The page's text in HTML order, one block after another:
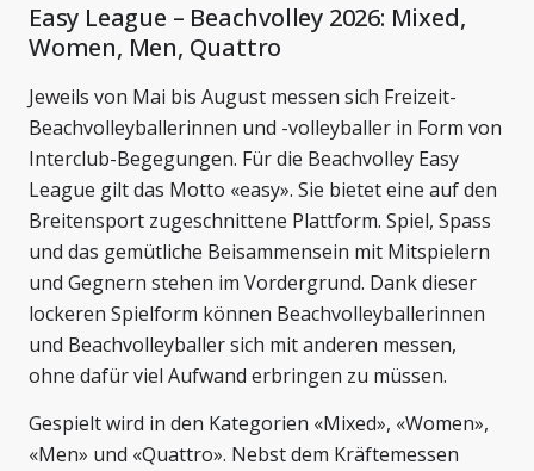
Easy League – Beachvolley 2026: Mixed,
Women, Men, Quattro
Jeweils von Mai bis August messen sich Freizeit-
Beachvolleyballerinnen und -volleyballer in Form von
Interclub-Begegungen. Für die Beachvolley Easy
League gilt das Motto «easy». Sie bietet eine auf den
Breitensport zugeschnittene Plattform. Spiel, Spass
und das gemütliche Beisammensein mit Mitspielern
und Gegnern stehen im Vordergrund. Dank dieser
lockeren Spielform können Beachvolleyballerinnen
und Beachvolleyballer sich mit anderen messen,
ohne dafür viel Aufwand erbringen zu müssen.
Gespielt wird in den Kategorien «Mixed», «Women»,
«Men» und «Quattro». Nebst dem Kräftemessen